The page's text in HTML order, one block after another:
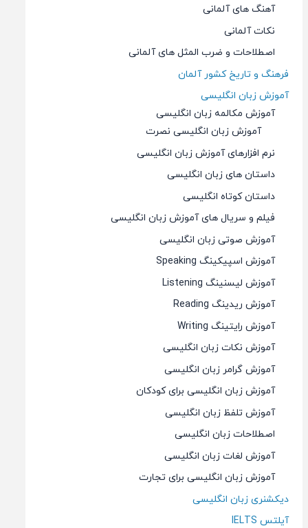
آهنگ های آلمانی
نکات آلمانی
اصطلاحات و ضرب المثل های آلمانی
فرهنگ و تاریخ کشور آلمان
آموزش زبان انگلیسی
آموزش مکالمه زبان انگلیسی
آموزش زبان انگلیسی نصرت
نرم افزارهای آموزش زبان انگلیسی
داستان های زبان انگلیسی
داستان کوتاه انگلیسی
فیلم و سریال های آموزش زبان انگلیسی
آموزش صوتی زبان انگلیسی
آموزش اسپیکینگ Speaking
آموزش لیسنینگ Listening
آموزش ریدینگ Reading
آموزش رایتینگ Writing
آموزش نکات زبان انگلیسی
آموزش گرامر زبان انگلیسی
آموزش زبان انگلیسی برای کودکان
آموزش تلفظ زبان انگلیسی
اصطلاحات زبان انگلیسی
آموزش لغات زبان انگلیسی
آموزش زبان انگلیسی برای تجارت
دیکشنری زبان انگلیسی
آیلتس IELTS